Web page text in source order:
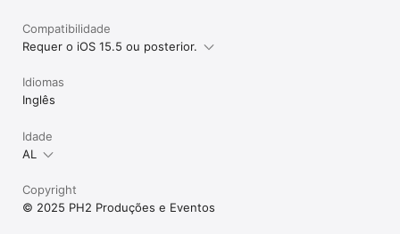
Compatibilidade
Requer o iOS 15.5 ou posterior.
Idiomas
Inglês
Idade
AL
Copyright
© 2025 PH2 Produções e Eventos